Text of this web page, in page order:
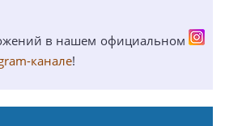
в нашем официальном
канале!